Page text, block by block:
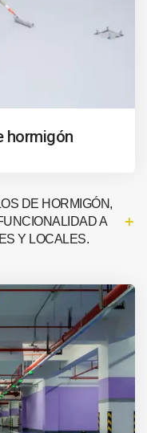
hormigón
DE HORMIGÓN,
A
Y LOCALES.